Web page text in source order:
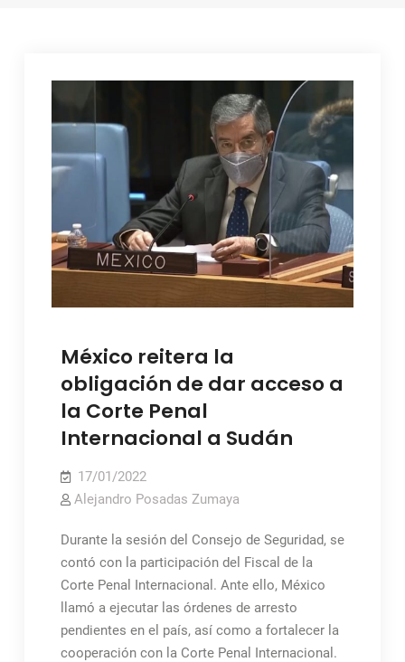
México reitera la
obligación de dar acceso a
la Corte Penal
Internacional a Sudán
17/01/2022
Alejandro Posadas Zumaya
Durante la sesión del Consejo de Seguridad, se
contó con la participación del Fiscal de la
Corte Penal Internacional. Ante ello, México
llamó a ejecutar las órdenes de arresto
pendientes en el país, así como a fortalecer la
cooperación con la Corte Penal Internacional.